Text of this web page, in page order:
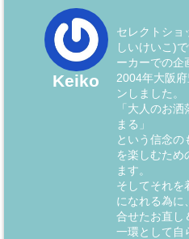
Keiko
セレクトショ
しいけいこ)
ーカーでの企
2004年大阪
ンしました。
「大人のお
まる」
という信念の
を楽しむため
ます。
そしてそれを
になれる為に
合せたお直し
一環として自